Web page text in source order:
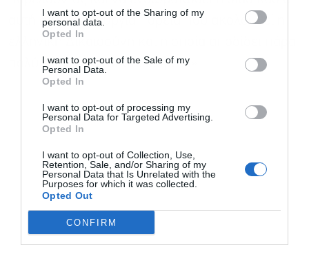
I want to opt-out of the Sharing of my
personal data.
Opted In
I want to opt-out of the Sale of my
Personal Data.
Opted In
I want to opt-out of processing my
Personal Data for Targeted Advertising.
Opted In
I want to opt-out of Collection, Use,
Retention, Sale, and/or Sharing of my
Personal Data that Is Unrelated with the
Purposes for which it was collected.
Opted Out
CONFIRM
αυτή στην καινούργια πορεία που ακολουθεί η
ελληνική Δικαιοσύνη και η οποία αποδίδει πάρα
πολύ σημαντικά αποτελέσματα».